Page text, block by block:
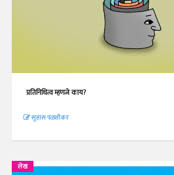
प्रतिनिधित्व म्हणजे काय?
सुहास पळशीकर
लेख